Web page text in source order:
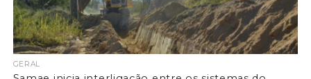
GERAL